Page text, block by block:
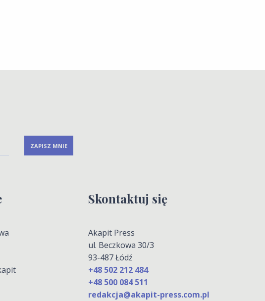
Skontaktuj się
Akapit Press
ul. Beczkowa 30/3
93-487 Łódź
+48 502 212 484
+48 500 084 511
redakcja@akapit-press.com.pl